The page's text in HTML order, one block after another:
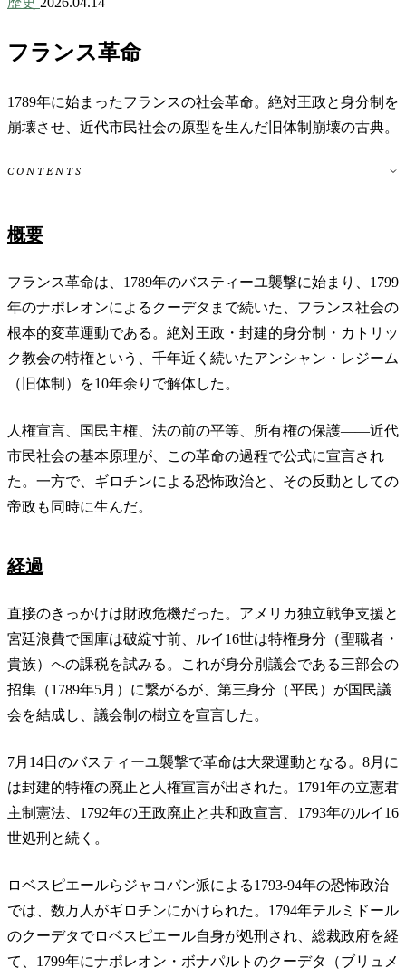
フランス革命
1789年に始まったフランスの社会革命。絶対王政と身分制を
崩壊させ、近代市民社会の原型を生んだ旧体制崩壊の古典。
CONTENTS
概要
フランス革命は、1789年のバスティーユ襲撃に始まり、1799
年のナポレオンによるクーデタまで続いた、フランス社会の
根本的変革運動である。絶対王政・封建的身分制・カトリッ
ク教会の特権という、千年近く続いたアンシャン・レジーム
（旧体制）を10年余りで解体した。
人権宣言、国民主権、法の前の平等、所有権の保護——近代
市民社会の基本原理が、この革命の過程で公式に宣言され
た。一方で、ギロチンによる恐怖政治と、その反動としての
帝政も同時に生んだ。
経過
直接のきっかけは財政危機だった。アメリカ独立戦争支援と
宮廷浪費で国庫は破綻寸前、ルイ16世は特権身分（聖職者・
貴族）への課税を試みる。これが身分別議会である三部会の
招集（1789年5月）に繋がるが、第三身分（平民）が国民議
会を結成し、議会制の樹立を宣言した。
7月14日のバスティーユ襲撃で革命は大衆運動となる。8月に
は封建的特権の廃止と人権宣言が出された。1791年の立憲君
主制憲法、1792年の王政廃止と共和政宣言、1793年のルイ16
世処刑と続く。
ロベスピエールらジャコバン派による1793-94年の恐怖政治
では、数万人がギロチンにかけられた。1794年テルミドール
のクーデタでロベスピエール自身が処刑され、総裁政府を経
て、1799年にナポレオン・ボナパルトのクーデタ（ブリュメ